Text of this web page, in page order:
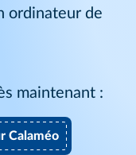
ordinateur de
maintenant :
Calaméo